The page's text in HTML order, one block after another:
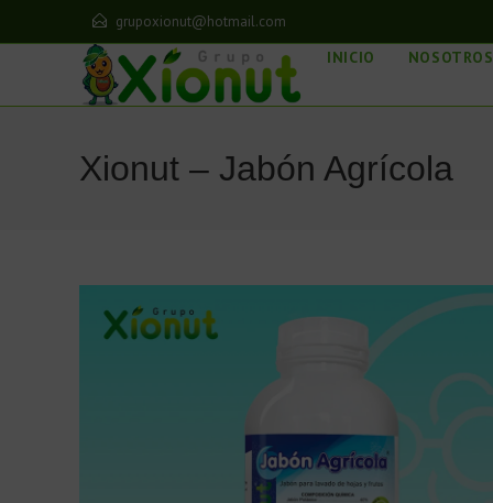
grupoxionut@hotmail.com
INICIO NOSOTROS
Xionut – Jabón Agrícola